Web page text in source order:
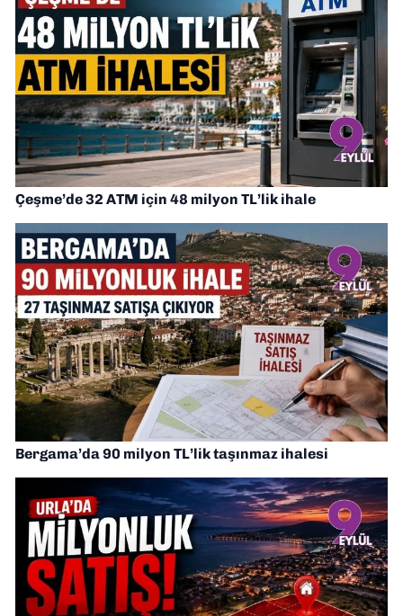
Çeşme’de 32 ATM için 48 milyon TL’lik ihale
Bergama’da 90 milyon TL’lik taşınmaz ihalesi